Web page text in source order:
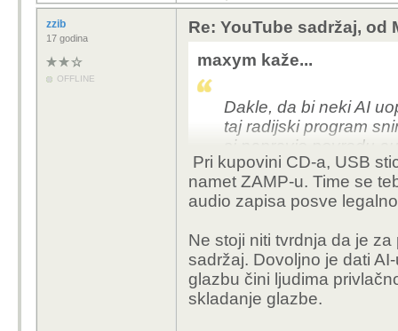
zzib
17 godina
OFFLINE
Re: YouTube sadržaj, od
maxym kaže...
Dakle, da bi neki AI
taj radijski program
si napravio povredu
zabranjeno.
Pri kupovini CD-a, USB
namet ZAMP-u. Time se
audio zapisa posve
Ne stoji niti tvrdnja da je
sadržaj. Dovoljno je dati
glazbu čini ljudima
skladanje glazbe.